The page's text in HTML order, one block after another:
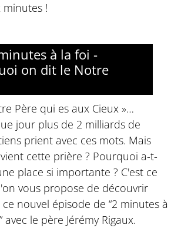
minutes !
à la foi -
on dit le Notre
Père qui es aux Cieux »…
jour plus de 2 milliards de
prient avec ces mots. Mais
vient cette prière ? Pourquoi a-t-
place si importante ? C'est ce
vous propose de découvrir
ce nouvel épisode de “2 minutes à
avec le père Jérémy Rigaux.